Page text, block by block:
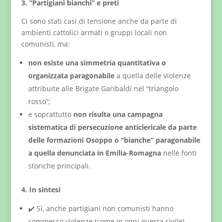
3. “Partigiani bianchi” e preti
Ci sono stati casi di tensione anche da parte di
ambienti cattolici armati o gruppi locali non
comunisti, ma:
non esiste una simmetria quantitativa o
organizzata paragonabilea quella delle violenze
attribuite alle Brigate Garibaldi nel “triangolo
rosso”;
e soprattutto non risulta una campagna
sistematica di persecuzione anticlericale da parte
delle formazioni Osoppo o “bianche” paragonabile
a quella denunciata in Emilia-Romagnanelle fonti
storiche principali.
4. In sintesi
✔️ Sì, anche partigiani non comunisti hanno